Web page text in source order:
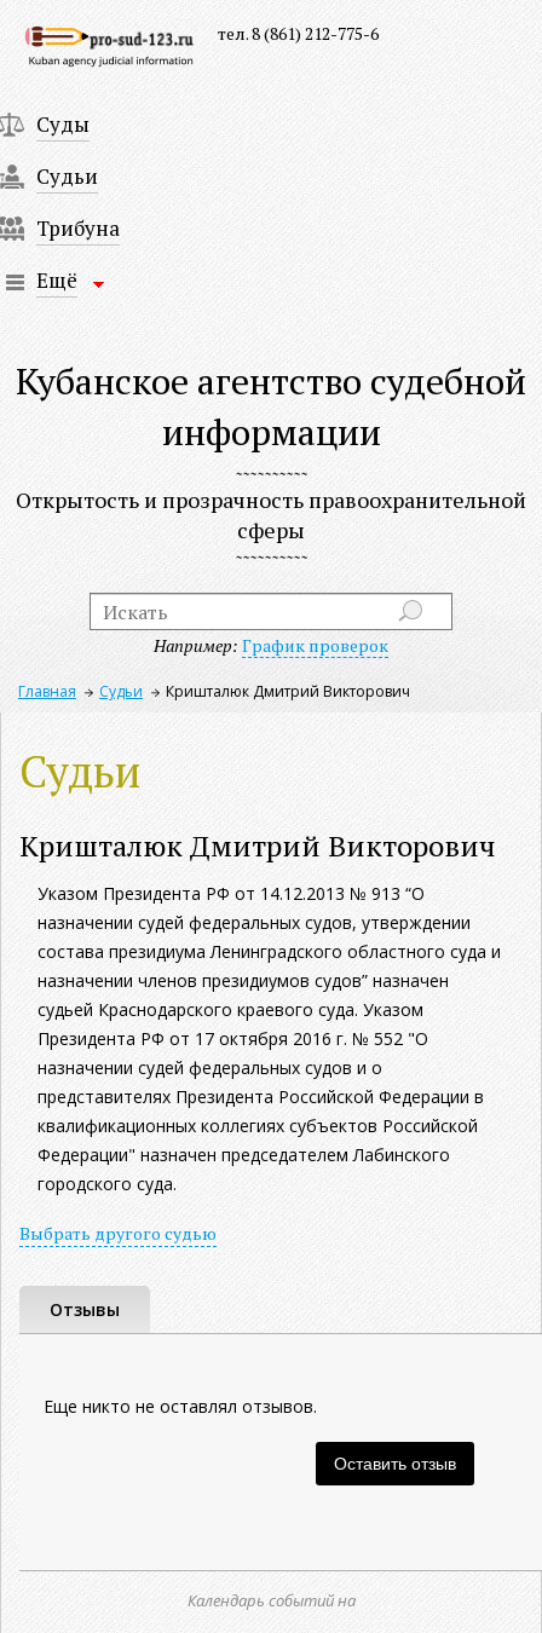
Суды
Судьи
Трибуна
Ещё
тел. 8 (861) 212-775-6
Кубанское агентство судебной
информации
Открытость и прозрачность правоохранительной
сферы
Например: График проверок
Главная Судьи Кришталюк Дмитрий Викторович
Судьи
Кришталюк Дмитрий Викторович
Указом Президента РФ от 14.12.2013 № 913 “О
назначении судей федеральных судов, утверждении
состава президиума Ленинградского областного суда и
назначении членов президиумов судов” назначен
судьей Краснодарского краевого суда. Указом
Президента РФ от 17 октября 2016 г. № 552 "О
назначении судей федеральных судов и о
представителях Президента Российской Федерации в
квалификационных коллегиях субъектов Российской
Федерации" назначен председателем Лабинского
городского суда.
Выбрать другого судью
Отзывы
Еще никто не оставлял отзывов.
Календарь событий на